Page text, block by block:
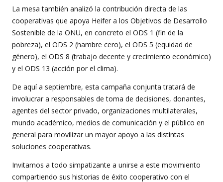
La mesa también analizó la contribución directa de las
cooperativas que apoya Heifer a los Objetivos de Desarrollo
Sostenible de la ONU, en concreto el ODS 1 (fin de la
pobreza), el ODS 2 (hambre cero), el ODS 5 (equidad de
género), el ODS 8 (trabajo decente y crecimiento económico)
y el ODS 13 (acción por el clima).
De aquí a septiembre, esta campaña conjunta tratará de
involucrar a responsables de toma de decisiones, donantes,
agentes del sector privado, organizaciones multilaterales,
mundo académico, medios de comunicación y el público en
general para movilizar un mayor apoyo a las distintas
soluciones cooperativas.
Invitamos a todo simpatizante a unirse a este movimiento
compartiendo sus historias de éxito cooperativo con el